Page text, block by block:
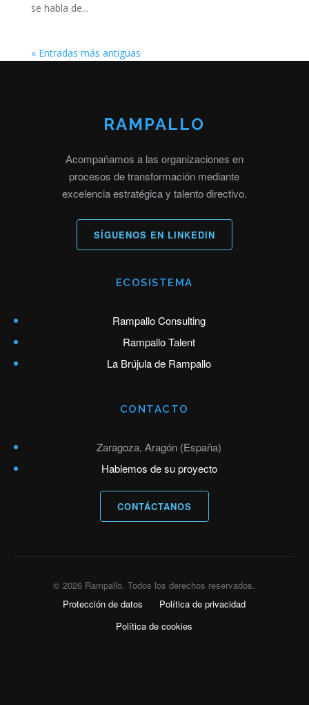
se habla de...
« Entradas más antiguas
RAMPALLO
Acompañamos a las organizaciones en
procesos de transformación mediante
excelencia estratégica y talento directivo.
SÍGUENOS EN LINKEDIN
ECOSISTEMA
Rampallo Consulting
Rampallo Talent
La Brújula de Rampallo
CONTACTO
Zaragoza, Aragón (España)
Hablemos de su proyecto
CONTÁCTANOS
© 2026 Rampallo. Todos los derechos reservados.
Protección de datos
Política de privacidad
Política de cookies